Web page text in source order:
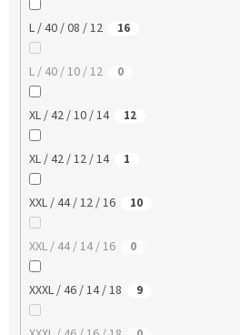
L / 40 / 08 / 12 16
L / 40 / 10 / 12 0
XL / 42 / 10 / 14 12
XL / 42 / 12 / 14 1
XXL / 44 / 12 / 16 10
XXL / 44 / 14 / 16 0
XXXL / 46 / 14 / 18 9